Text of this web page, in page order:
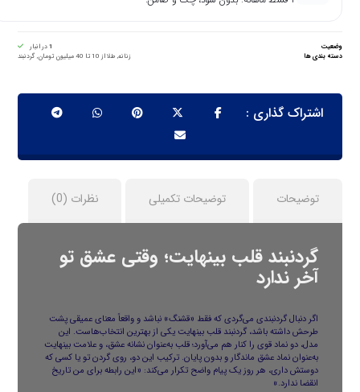
وضعیت 1در انبار
دسته بندی ها
زنانه, طلا از 10 تا 40 میلیون تومان , گردنبند
توضیحات توضیحات تکمیلی نظرات (0)
گردنبند قلب بینهایت؛ وقتی عشق تو
آخر ندارد
اگر دنبال گردنبندی می‌گردی که فقط «قشنگ» نباشد و واقعاً معنای عمیقی پشت
طرحش داشته باشد، گردنبند قلب بینهایت یکی از بهترین انتخاب‌هاست. این
مدل، دو نماد قوی را کنار هم می‌آورد؛ قلب به‌عنوان نشانه عشق، و علامت بینهایت
به‌عنوان نماد عشق ماندگار و بدون پایان. ترکیب این دو، روی گردن تو یا کسی که
دوستش داری، هر روز یک پیام واضح تکرار می‌کند: «این رابطه برای من تاریخ
انقضا ندارد.»